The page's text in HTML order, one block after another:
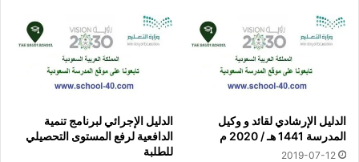
الدليل الإرشادي لقائد و وكيل
المدرسة 1441 هـ / 2020 م
2019-07-12
الدليل الإجرائي لبرنامج تنمية
الدافعية لرفع المستوى التحصيلي
للطلبة